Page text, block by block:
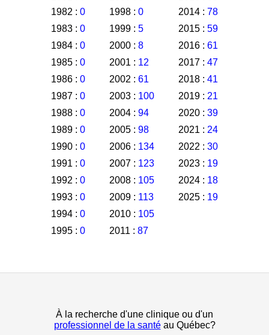
1982 : 0
1983 : 0
1984 : 0
1985 : 0
1986 : 0
1987 : 0
1988 : 0
1989 : 0
1990 : 0
1991 : 0
1992 : 0
1993 : 0
1994 : 0
1995 : 0
1998 : 0
1999 : 5
2000 : 8
2001 : 12
2002 : 61
2003 : 100
2004 : 94
2005 : 98
2006 : 134
2007 : 123
2008 : 105
2009 : 113
2010 : 105
2011 : 87
2014 : 78
2015 : 59
2016 : 61
2017 : 47
2018 : 41
2019 : 21
2020 : 39
2021 : 24
2022 : 30
2023 : 19
2024 : 18
2025 : 19
À la recherche d'une clinique ou d'un
professionnel de la santéau Québec?